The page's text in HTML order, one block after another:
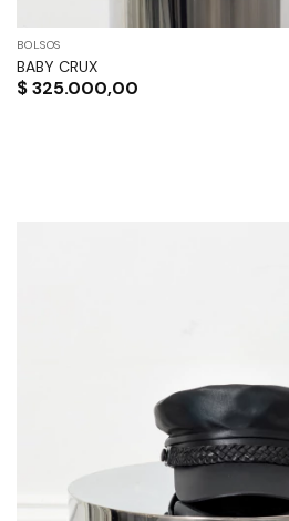
BOLSOS
BABY CRUX
$325.000,00